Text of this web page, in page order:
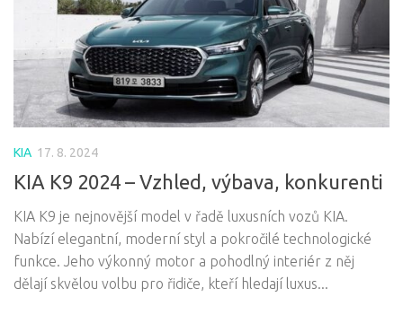
KIA 17. 8. 2024
KIA K9 2024 – Vzhled, výbava, konkurenti
KIA K9 je nejnovější model v řadě luxusních vozů KIA.
Nabízí elegantní, moderní styl a pokročilé technologické
funkce. Jeho výkonný motor a pohodlný interiér z něj
dělají skvělou volbu pro řidiče, kteří hledají luxus...